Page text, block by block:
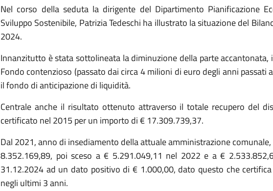
Nel corso della seduta la dirigente del Dipartimento Pianificazione
Sviluppo Sostenibile, Patrizia Tedeschi ha illustrato la situazione del
2024.
Innanzitutto è stata sottolineata la diminuzione della parte accantonata,
Fondo contenzioso (passato dai circa 4 milioni di euro degli anni passati
il fondo di anticipazione di liquidità.
Centrale anche il risultato ottenuto attraverso il totale recupero del
certificato nel 2015 per un importo di € 17.309.739,37.
Dal 2021, anno di insediamento della attuale amministrazione
8.352.169,89, poi sceso a € 5.291.049,11 nel 2022 e a €
31.12.2024 ad un dato positivo di € 1.000,00, dato questo che
negli ultimi 3 anni.